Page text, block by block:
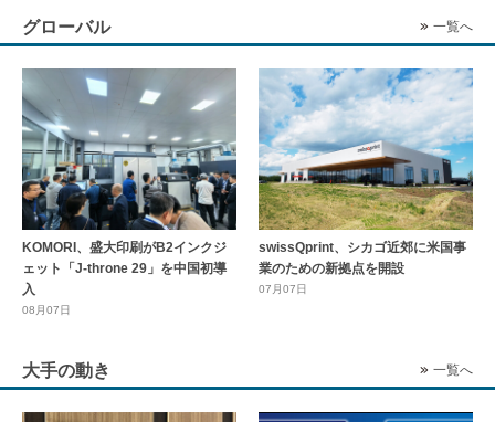
グローバル 一覧へ
KOMORI、盛大印刷がB2インクジ
ェット「J-throne 29」を中国初導
入
08月07日
swissQprint、シカゴ近郊に⽶国事
業のための新拠点を開設
07月07日
大手の動き 一覧へ